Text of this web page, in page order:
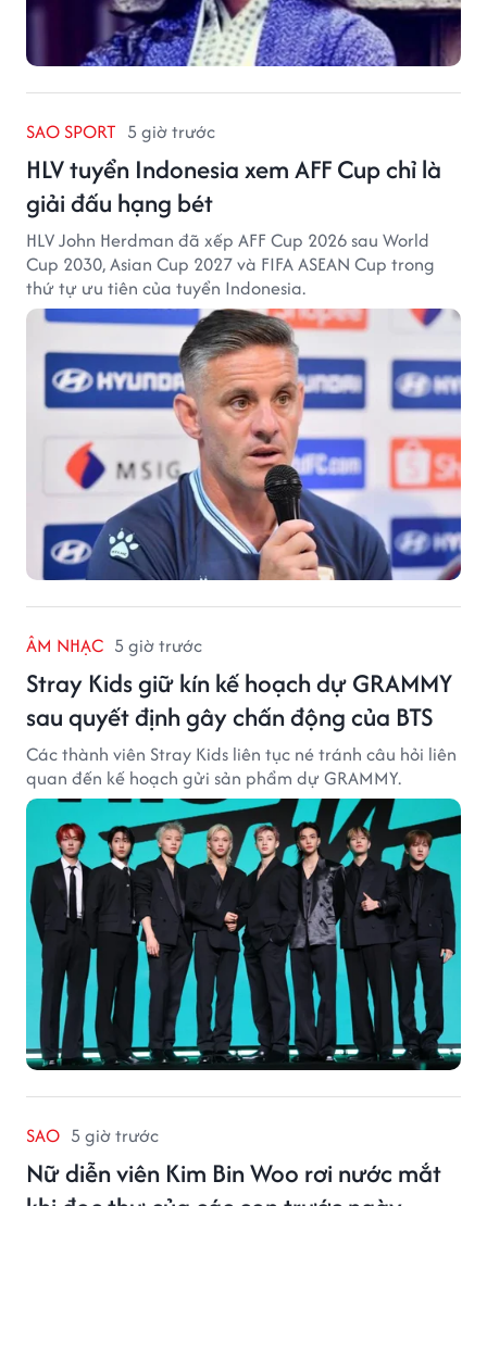
SAO SPORT 5 giờ trước
HLV tuyển Indonesia xem AFF Cup chỉ là
giải đấu hạng bét
HLV John Herdman đã xếp AFF Cup 2026 sau World
Cup 2030, Asian Cup 2027 và FIFA ASEAN Cup trong
thứ tự ưu tiên của tuyển Indonesia.
ÂM NHẠC 5 giờ trước
Stray Kids giữ kín kế hoạch dự GRAMMY
sau quyết định gây chấn động của BTS
Các thành viên Stray Kids liên tục né tránh câu hỏi liên
quan đến kế hoạch gửi sản phẩm dự GRAMMY.
SAO 5 giờ trước
Nữ diễn viên Kim Bin Woo rơi nước mắt
khi đọc thư của các con trước ngày